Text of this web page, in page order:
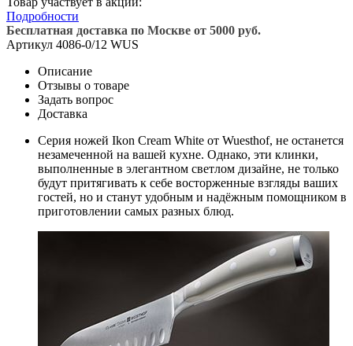
Подробности
Бесплатная доставка по Москве от 5000 руб.
Артикул 4086-0/12 WUS
Описание
Отзывы о товаре
Задать вопрос
Доставка
Серия ножей Ikon Cream White от Wuesthof, не останется
незамеченной на вашей кухне. Однако, эти клинки,
выполненные в элегантном светлом дизайне, не только
будут притягивать к себе восторженные взгляды ваших
гостей, но и станут удобным и надёжным помощником в
приготовлении самых разных блюд.